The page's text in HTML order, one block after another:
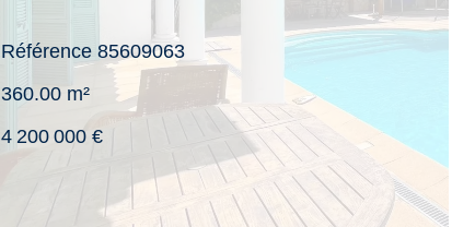
Référence 85609063
360.00 m²
4 200 000 €